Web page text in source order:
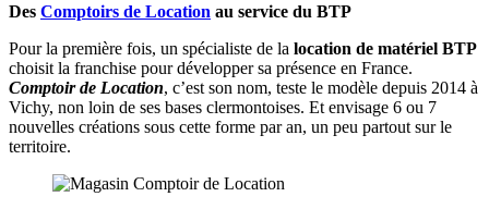
Des Comptoirs de Location au service du BTP
Pour la première fois, un spécialiste de la location de matériel BTP
choisit la franchise pour développer sa présence en France.
Comptoir de Location, c’est son nom, teste le modèle depuis 2014 à
Vichy, non loin de ses bases clermontoises. Et envisage 6 ou 7
nouvelles créations sous cette forme par an, un peu partout sur le
territoire.